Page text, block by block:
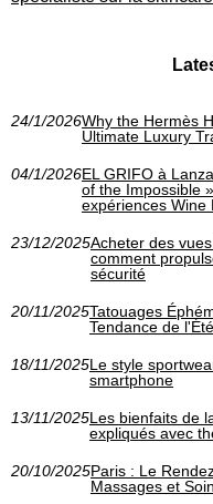
24/1/2026Why the Hermès
Ultimate Luxury
04/1/2026EL GRIFO à
of the Impossible
expériences Wine
23/12/2025Acheter des
comment
sécurité
20/11/2025Tatouages
Tendance de l'Été
18/11/2025Le style
smartphone
13/11/2025Les bienfaits de
expliqués avec
20/10/2025Paris : Le
Massages et